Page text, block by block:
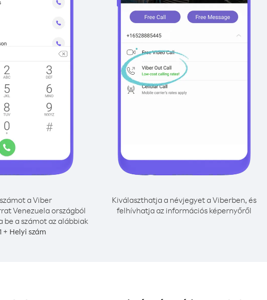
a Viber
Venezuela országból
a számot az alábbiak
+ Helyi szám
Kiválaszthatja a névjegyet a Viberben, és
felhívhatja az információs képernyőről